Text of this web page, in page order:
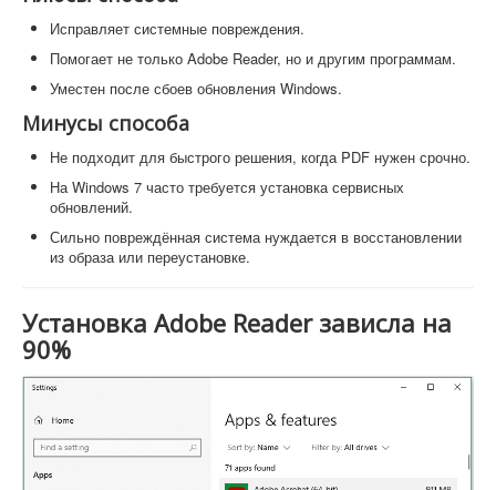
Исправляет системные повреждения.
Помогает не только Adobe Reader, но и другим программам.
Уместен после сбоев обновления Windows.
Минусы способа
Не подходит для быстрого решения, когда PDF нужен срочно.
На Windows 7 часто требуется установка сервисных
обновлений.
Сильно повреждённая система нуждается в восстановлении
из образа или переустановке.
Установка Adobe Reader зависла на
90%